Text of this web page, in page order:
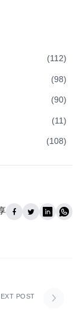
(112)
(98)
(90)
(11)
(108)
POST